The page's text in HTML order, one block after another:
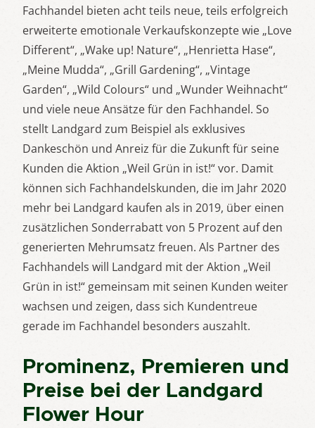
Fachhandel bieten acht teils neue, teils erfolgreich
erweiterte emotionale Verkaufskonzepte wie „Love
Different“, „Wake up! Nature“, „Henrietta Hase“,
„Meine Mudda“, „Grill Gardening“, „Vintage
Garden“, „Wild Colours“ und „Wunder Weihnacht“
und viele neue Ansätze für den Fachhandel. So
stellt Landgard zum Beispiel als exklusives
Dankeschön und Anreiz für die Zukunft für seine
Kunden die Aktion „Weil Grün in ist!“ vor. Damit
können sich Fachhandelskunden, die im Jahr 2020
mehr bei Landgard kaufen als in 2019, über einen
zusätzlichen Sonderrabatt von 5 Prozent auf den
generierten Mehrumsatz freuen. Als Partner des
Fachhandels will Landgard mit der Aktion „Weil
Grün in ist!“ gemeinsam mit seinen Kunden weiter
wachsen und zeigen, dass sich Kundentreue
gerade im Fachhandel besonders auszahlt.
Prominenz, Premieren und
Preise bei der Landgard
Flower Hour